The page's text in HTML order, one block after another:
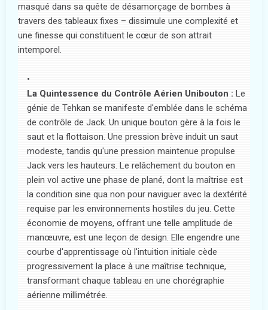
masqué dans sa quête de désamorçage de bombes à
travers des tableaux fixes – dissimule une complexité et
une finesse qui constituent le cœur de son attrait
intemporel.
La Quintessence du Contrôle Aérien Unibouton : Le
génie de Tehkan se manifeste d'emblée dans le schéma
de contrôle de Jack. Un unique bouton gère à la fois le
saut et la flottaison. Une pression brève induit un saut
modeste, tandis qu'une pression maintenue propulse
Jack vers les hauteurs. Le relâchement du bouton en
plein vol active une phase de plané, dont la maîtrise est
la condition sine qua non pour naviguer avec la dextérité
requise par les environnements hostiles du jeu. Cette
économie de moyens, offrant une telle amplitude de
manœuvre, est une leçon de design. Elle engendre une
courbe d'apprentissage où l'intuition initiale cède
progressivement la place à une maîtrise technique,
transformant chaque tableau en une chorégraphie
aérienne millimétrée.